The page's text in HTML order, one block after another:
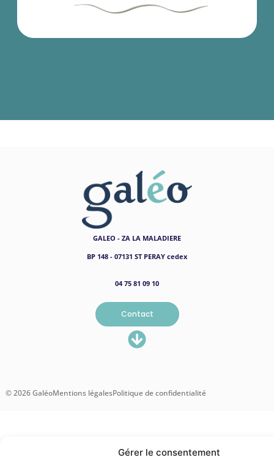
Gérer le consentement
GALEO - ZA LA MALADIERE
BP 148 - 07131 ST PERAY cedex
04 75 81 09 10
Contact
© 2026 GaléoMentions légalesPolitique de confidentialité